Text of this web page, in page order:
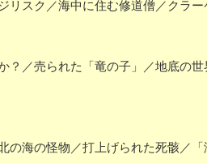
スク／海中に住む修道僧／クラー
／売られた「竜の子」／地底の世
海の怪物／打上げられた死骸／「